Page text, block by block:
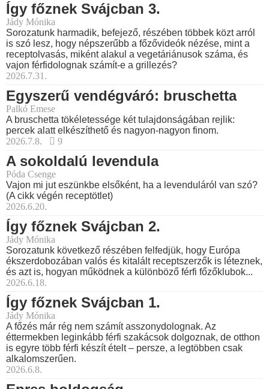
Így főznek Svájcban 3.
Jády Mónika
Sorozatunk harmadik, befejező, részében többek közt arról
is szó lesz, hogy népszerűbb a főzővideók nézése, mint a
receptolvasás, miként alakul a vegetáriánusok száma, és
vajon férfidolognak számít-e a grillezés?
2026.7.31.
Egyszerű vendégváró: bruschetta
Palkó Emese
A bruschetta tökéletessége két tulajdonságában rejlik:
percek alatt elkészíthető és nagyon-nagyon finom.
2026.7.8.
9
A sokoldalú levendula
Póda Csenge
Vajon mi jut eszünkbe elsőként, ha a levenduláról van szó?
(A cikk végén receptötlet)
2026.6.20.
Így főznek Svájcban 2.
Jády Mónika
Sorozatunk következő részében felfedjük, hogy Európa
ékszerdobozában valós és kitalált receptszerzők is léteznek,
és azt is, hogyan működnek a különböző férfi főzőklubok...
2026.6.18.
Így főznek Svájcban 1.
Jády Mónika
A főzés már rég nem számít asszonydolognak. Az
éttermekben leginkább férfi szakácsok dolgoznak, de otthon
is egyre több férfi készít ételt – persze, a legtöbben csak
alkalomszerűen.
2026.6.8.